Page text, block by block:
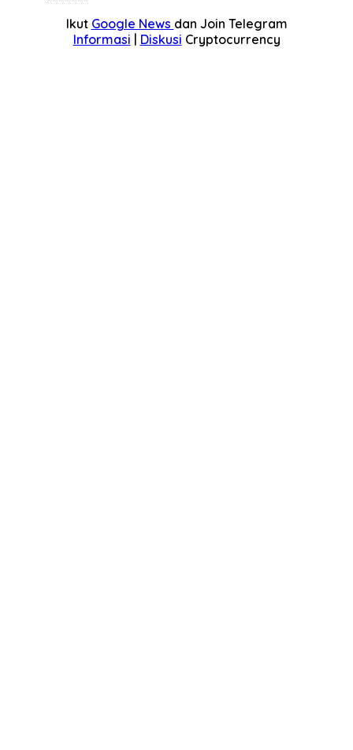
Ikut Google News dan Join Telegram
Informasi | Diskusi Cryptocurrency